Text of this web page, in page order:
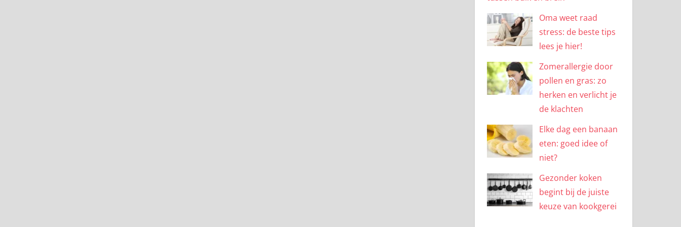
Oma weet raad
stress: de beste tips
lees je hier!
Zomerallergie door
pollen en gras: zo
herken en verlicht je
de klachten
Elke dag een banaan
eten: goed idee of
niet?
Gezonder koken
begint bij de juiste
keuze van kookgerei